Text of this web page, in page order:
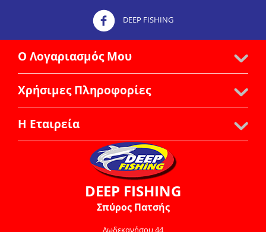
DEEP FISHING
Ο Λογαριασμός Μου
Χρήσιμες Πληροφορίες
Η Εταιρεία
DEEP FISHING
Σπύρος Πατσής
Δωδεκανήσου 44